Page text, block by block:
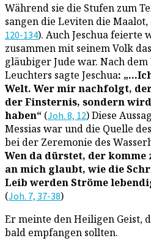
Während sie die Stufen zum
sangen die Leviten die
120-134). Auch Jeschua feierte
zusammen mit seinem Volk
gläubiger Jude war. Nach
Leuchters sagte Jeschua:
Welt. Wer mir nachfolgt,
der Finsternis, sondern
haben“ (Joh. 8, 12) Diese
Messias war und die Quelle
bei der Zeremonie des
Wen da dürstet, der
an mich glaubt, wie die
Leib werden Ströme
(Joh. 7, 37-38)
Er meinte den Heiligen Geist,
bald empfangen sollten.